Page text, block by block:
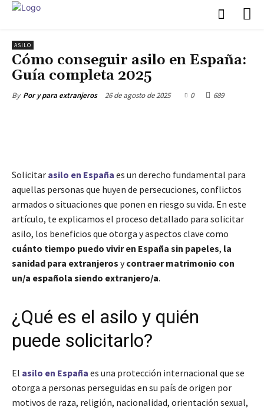
ASILO
Cómo conseguir asilo en España:
Guía completa 2025
By Por y para extranjeros 26 de agosto de 2025 0 689
Solicitar asilo en España es un derecho fundamental para
aquellas personas que huyen de persecuciones, conflictos
armados o situaciones que ponen en riesgo su vida. En este
artículo, te explicamos el proceso detallado para solicitar
asilo, los beneficios que otorga y aspectos clave como
cuánto tiempo puedo vivir en España sin papeles, la
sanidad para extranjeros ycontraer matrimonio con
un/a española siendo extranjero/a.
¿Qué es el asilo y quién
puede solicitarlo?
El asilo en España es una protección internacional que se
otorga a personas perseguidas en su país de origen por
motivos de raza, religión, nacionalidad, orientación sexual,